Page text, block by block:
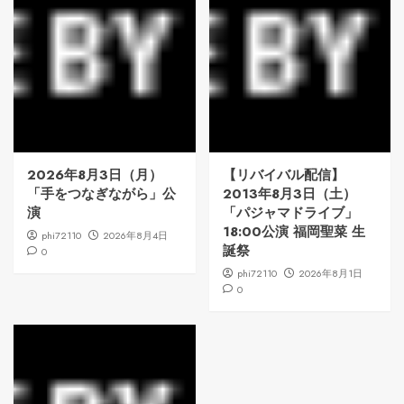
2026年8月3日（月）
「手をつなぎながら」公
演
phi72110
2026年8月4日
0
【リバイバル配信】
2013年8月3日（土）
「パジャマドライブ」
18:00公演 福岡聖菜 生
誕祭
phi72110
2026年8月1日
0